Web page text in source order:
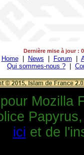
Dernière mise à jour :
Home| News | Forum |
Qui sommes-nous ? |
Mozilla
ici et de